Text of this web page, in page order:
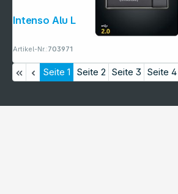
Artikel-Nr.:703971
Seite 1 Seite 2 Seite 3 Seite 4